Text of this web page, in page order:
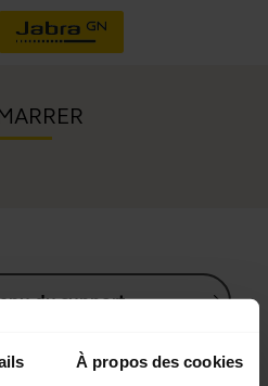
À propos des cookies
du support